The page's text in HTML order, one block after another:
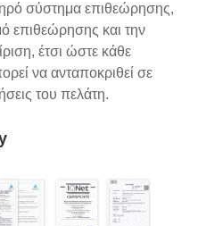
σύστημα επιθεώρησης,
επιθεώρησης και την
έτσι ώστε κάθε
να ανταποκριθεί σε
του πελάτη.